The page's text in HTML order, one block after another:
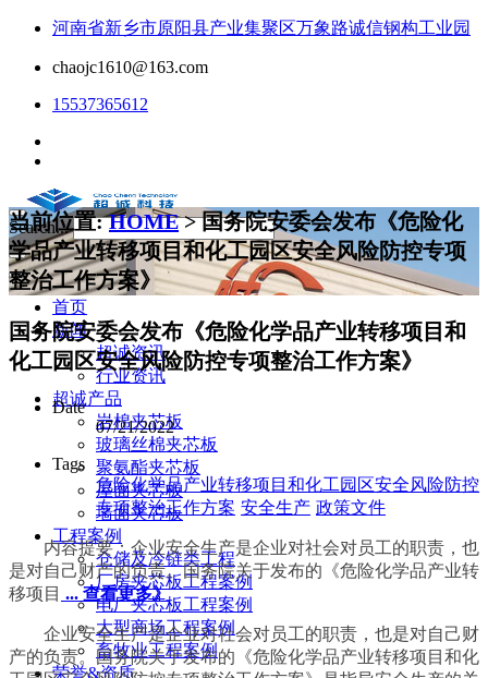
河南省新乡市原阳县产业集聚区万象路诚信钢构工业园
chaojc1610@163.com
15537365612
Search...
首页
新闻
超诚资讯
行业资讯
超诚产品
岩棉夹芯板
玻璃丝棉夹芯板
聚氨酯夹芯板
屋面夹芯板
墙面夹芯板
工程案例
仓储及冷链类工程
厂房夹芯板工程案例
电厂夹芯板工程案例
大型商场工程案例
畜牧业工程案例
荣誉&资质
当前位置:HOME> 国务院安委会发布《危险化
学品产业转移项目和化工园区安全风险防控专项
整治工作方案》
国务院安委会发布《危险化学品产业转移项目和
化工园区安全风险防控专项整治工作方案》
Date
07/21/2022
Tags
危险化学品产业转移项目和化工园区安全风险防控
专项整治工作方案 安全生产 政策文件
内容提要：企业安全生产是企业对社会对员工的职责，也
是对自己财产的负责。国务院关于发布的《危险化学品产业转
移项目 ... 查看更多》
企业安全生产是企业对社会对员工的职责，也是对自己财
产的负责。国务院关于发布的《危险化学品产业转移项目和化